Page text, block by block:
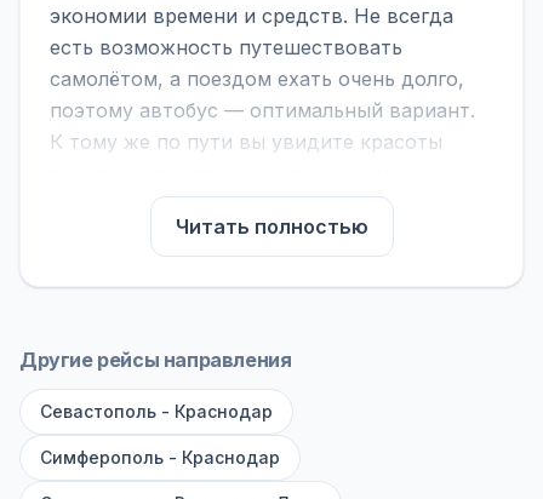
экономии времени и средств. Не всегда
есть возможность путешествовать
самолётом, а поездом ехать очень долго,
поэтому автобус — оптимальный вариант.
К тому же по пути вы увидите красоты
На нашем сайте вы можете найти
расписание автобусов Кисловодск - Гаспра,
сравнить рейсы и выбрать подходящий.
на микроавтобусы (8–18 мест). Если важен
(от 40 мест): у них лучше подвеска и
дорога ощущается меньше.
Читать полностью
Другие рейсы направления
Севастополь - Краснодар
Симферополь - Краснодар